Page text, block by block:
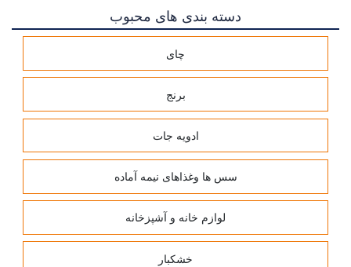
دسته بندی های محبوب
چای
برنج
ادویه جات
سس ها وغذاهای نیمه آماده
لوازم خانه و آشپزخانه
خشکبار